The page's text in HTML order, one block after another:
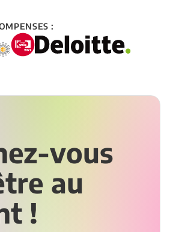
:
vous
au
!